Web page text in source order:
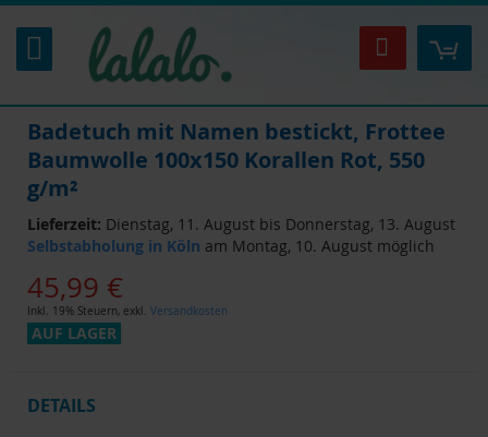
Inhalt
springen
Suche
Badetuch mit Namen bestickt, Frottee
Baumwolle 100x150 Korallen Rot, 550
g/m²
Lieferzeit: Dienstag, 11. August bis Donnerstag, 13. August
Selbstabholung in Köln am Montag, 10. August möglich
45,99 €
Inkl. 19% Steuern, exkl. Versandkosten
AUF LAGER
DETAILS